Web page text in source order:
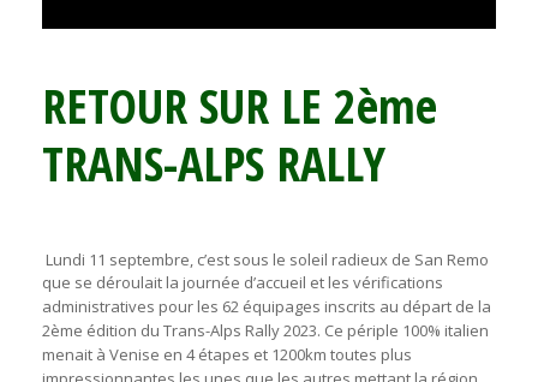
RETOUR SUR LE 2ème
TRANS-ALPS RALLY
Lundi 11 septembre, c’est sous le soleil radieux de San Remo
que se déroulait la journée d’accueil et les vérifications
administratives pour les 62 équipages inscrits au départ de la
2ème édition du Trans-Alps Rally 2023. Ce périple 100% italien
menait à Venise en 4 étapes et 1200km toutes plus